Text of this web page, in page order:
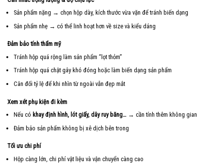
Sản phẩm nặng → chọn hộp dày, kích thước vừa vặn để tránh biến dạng
Sản phẩm nhẹ → có thể linh hoạt hơn về size và kiểu dáng
Đảm bảo tính thẩm mỹ
Tránh hộp quá rộng làm sản phẩm “lọt thỏm”
Tránh hộp quá chật gây khó đóng hoặc làm biến dạng sản phẩm
Cân đối tỷ lệ để khi nhìn từ ngoài vẫn đẹp mắt
Xem xét phụ kiện đi kèm
Nếu có khay định hình, lót giấy, dây ruy băng… → cần tính thêm không gian
Đảm bảo sản phẩm không bị xê dịch bên trong
Tối ưu chi phí
Hộp càng lớn, chi phí vật liệu và vận chuyển càng cao